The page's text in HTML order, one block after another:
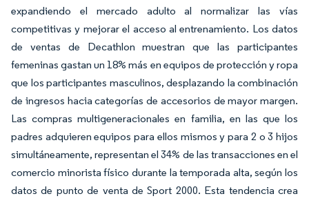
expandiendo el mercado adulto al normalizar las vías
competitivas y mejorar el acceso al entrenamiento. Los datos
de ventas de Decathlon muestran que las participantes
femeninas gastan un 18% más en equipos de protección y ropa
que los participantes masculinos, desplazando la combinación
de ingresos hacia categorías de accesorios de mayor margen.
Las compras multigeneracionales en familia, en las que los
padres adquieren equipos para ellos mismos y para 2 o 3 hijos
simultáneamente, representan el 34% de las transacciones en el
comercio minorista físico durante la temporada alta, según los
datos de punto de venta de Sport 2000. Esta tendencia crea